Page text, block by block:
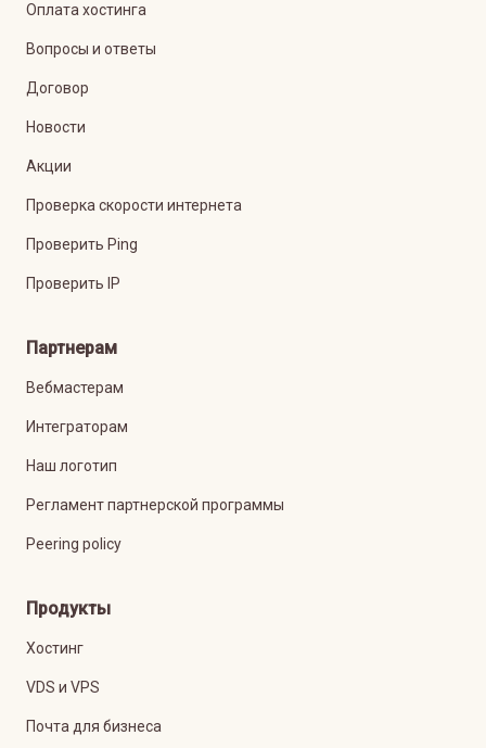
Оплата хостинга
Вопросы и ответы
Договор
Новости
Акции
Проверка скорости интернета
Проверить Ping
Проверить IP
Партнерам
Вебмастерам
Интеграторам
Наш логотип
Регламент партнерской программы
Peering policy
Продукты
Хостинг
VDS и VPS
Почта для бизнеса